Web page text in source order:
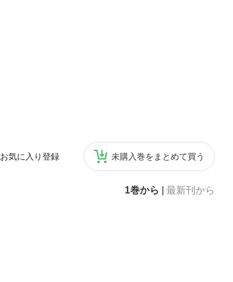
お気に入り登録 未購入巻をまとめて買う
1巻から 最新刊から